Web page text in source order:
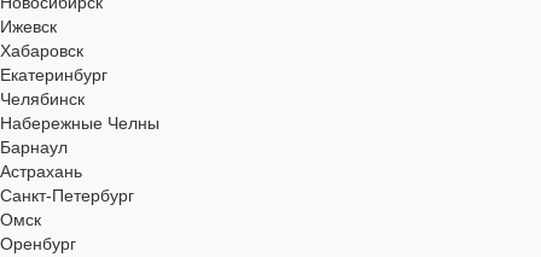
Ижевск
Хабаровск
Екатеринбург
Челябинск
Набережные Челны
Барнаул
Астрахань
Санкт-Петербург
Омск
Оренбург